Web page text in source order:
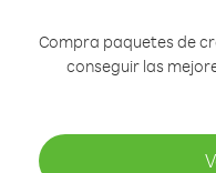
Compra paquetes de
conseguir las